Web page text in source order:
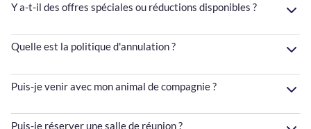
Y a-t-il des offres spéciales ou réductions disponibles ?
Quelle est la politique d'annulation ?
Puis-je venir avec mon animal de compagnie ?
Puis-je réserver une salle de réunion ?